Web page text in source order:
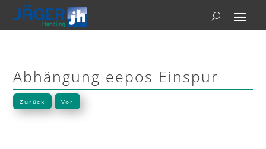
Abhängung eepos Einspur
Zurück Vor